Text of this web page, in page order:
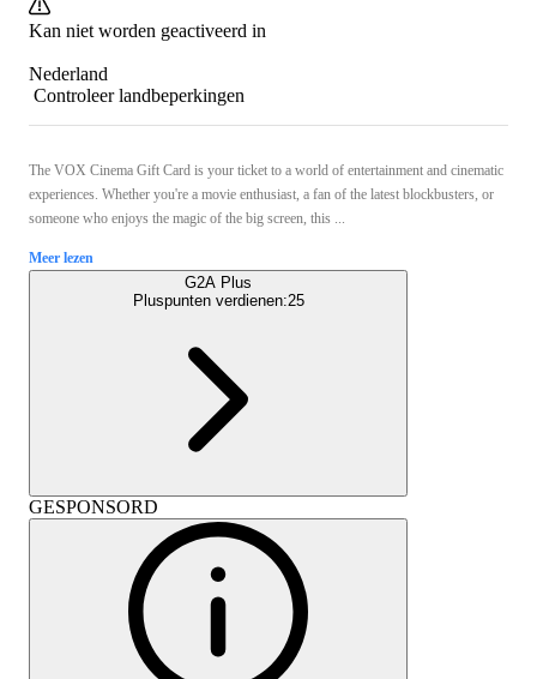
Kan niet worden geactiveerd in
Nederland
Controleer landbeperkingen
The VOX Cinema Gift Card is your ticket to a world of entertainment and cinematic
experiences. Whether you're a movie enthusiast, a fan of the latest blockbusters, or
someone who enjoys the magic of the big screen, this ...
Meer lezen
G2A Plus
Pluspunten verdienen:25
GESPONSORD